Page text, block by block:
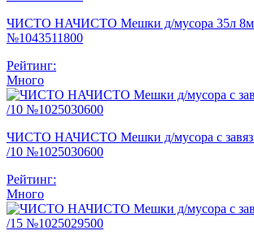
ЧИСТО НАЧИСТО Мешки д/мусора 35л
№1043511800
Рейтинг:
Много
ЧИСТО НАЧИСТО Мешки д/мусора с
/10 №1025030600
Рейтинг:
Много